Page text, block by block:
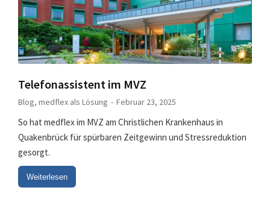
Telefonassistent im MVZ
Blog, medflex als Lösung Februar 23, 2025
So hat medflex im MVZ am Christlichen Krankenhaus in
Quakenbrück für spürbaren Zeitgewinn und Stressreduktion
gesorgt.
Weiterlesen